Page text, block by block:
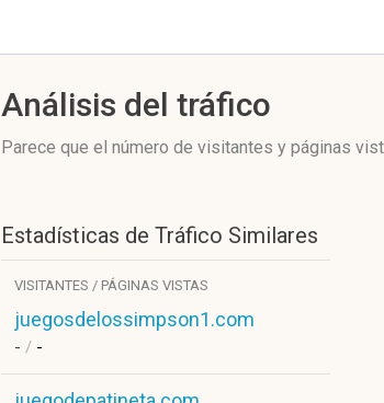
Análisis del tráfico
Parece que el número de visitantes y páginas
Estadísticas de Tráfico Similares
VISITANTES / PÁGINAS VISTAS
juegosdelossimpson1.com
- / -